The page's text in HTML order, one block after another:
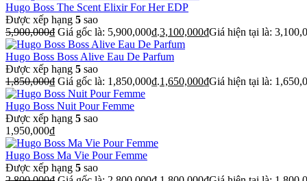
Hugo Boss The Scent Elixir For Her EDP
Được xếp hạng 5 sao
5,900,000₫ Giá gốc là: 5,900,000₫.3,100,000₫Giá hiện tại là:
Hugo Boss Boss Alive Eau De Parfum
Được xếp hạng 5 sao
1,850,000₫ Giá gốc là: 1,850,000₫.1,650,000₫Giá hiện tại là:
Hugo Boss Nuit Pour Femme
Được xếp hạng 5 sao
1,950,000₫
Hugo Boss Ma Vie Pour Femme
Được xếp hạng 5 sao